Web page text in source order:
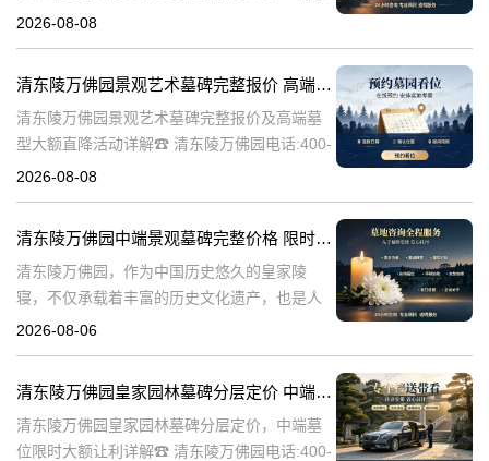
陵万佛园电话:400-838-5063清东陵万佛园，作
2026-08-08
清东陵万佛园景观艺术墓碑完整报价 高端墓型大额直降活动详解
清东陵万佛园景观艺术墓碑完整报价及高端墓
型大额直降活动详解☎ 清东陵万佛园电话:400-
838-5063清东陵万佛园，作为中国历史悠久的
2026-08-08
清东陵万佛园中端景观墓碑完整价格 限时减免多年管理费详解
清东陵万佛园，作为中国历史悠久的皇家陵
寝，不仅承载着丰富的历史文化遗产，也是人
们缅怀先人、寄托哀思的重要场所。近年来，
清
2026-08-06
清东陵万佛园皇家园林墓碑分层定价 中端墓位限时大额让利详解
清东陵万佛园皇家园林墓碑分层定价，中端墓
位限时大额让利详解☎ 清东陵万佛园电话:400-